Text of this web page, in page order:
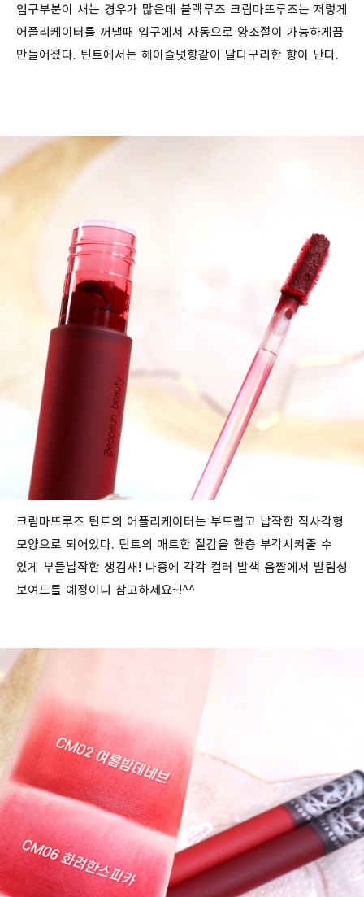
입구부분이 새는 경우가 많은데 블랙루즈 크림마뜨루즈는 저렇게
어플리케이터를 꺼낼때 입구에서 자동으로 양조절이 가능하게끔
만들어졌다. 틴트에서는 헤이즐넛향같이 달다구리한 향이 난다.
크림마뜨루즈 틴트의 어플리케이터는 부드럽고 납작한 직사각형
모양으로 되어있다. 틴트의 매트한 질감을 한층 부각시켜줄 수
있게 부들납작한 생김새! 나중에 각각 컬러 발색 움짤에서 발림성
보여드를 예정이니 참고하세요~!^^